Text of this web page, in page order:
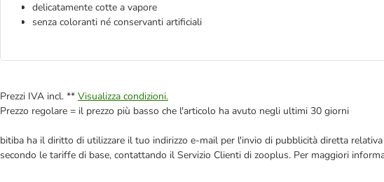
delicatamente cotte a vapore
senza coloranti né conservanti artificiali
Prezzi IVA incl. ** Visualizza condizioni.
Prezzo regolare = il prezzo più basso che l'articolo ha avuto negli ultimi 30 giorni
bitiba ha il diritto di utilizzare il tuo indirizzo e-mail per l'invio di pubblicità diretta
secondo le tariffe di base, contattando il Servizio Clienti di zooplus. Per maggiori